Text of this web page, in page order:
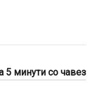
5 минути со чавез